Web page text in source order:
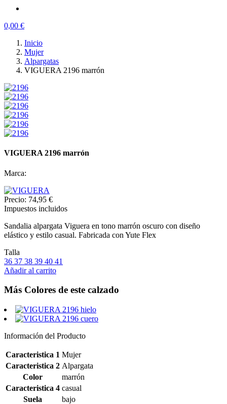
0,00 €
Inicio
Mujer
Alpargatas
VIGUERA 2196 marrón
VIGUERA 2196 marrón
Marca:
Precio: 74,95 €
Impuestos incluidos
Sandalia alpargata Viguera en tono marrón oscuro con diseño
elástico y estilo casual. Fabricada con Yute Flex
Talla
36 37 38 39 40 41
Añadir al carrito
Más Colores de este calzado
Información del Producto
Caracteristica 1 Mujer
Caracteristica 2 Alpargata
Color
marrón
Caracteristica 4 casual
Suela
bajo